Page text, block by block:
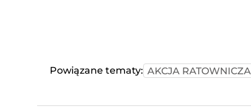
Powiązane tematy: AKCJA RATOWNICZA